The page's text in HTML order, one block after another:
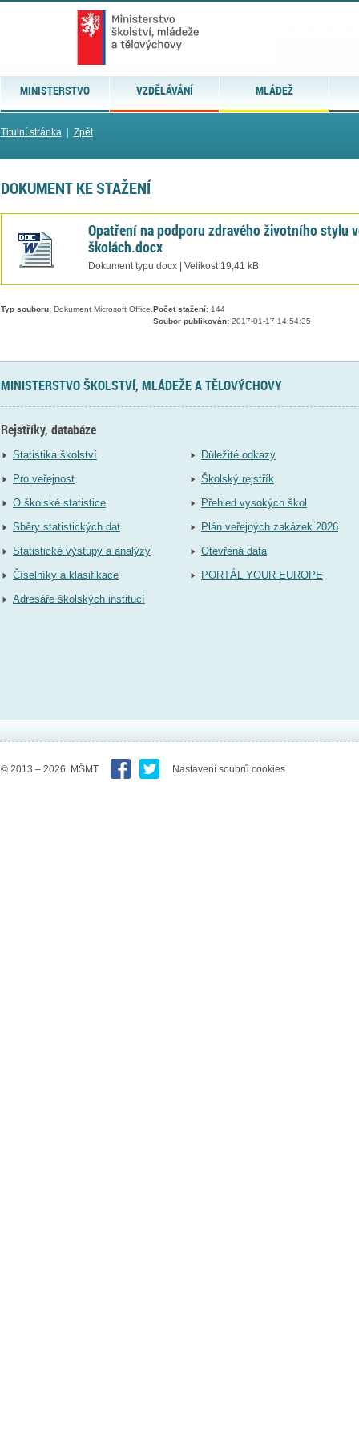
MINISTERSTVO VZDĚLÁVÁNÍ MLÁDEŽ
Titulní stránka| Zpět
DOKUMENT KE STAŽENÍ
Opatření na podporu zdravého životního stylu
školách.docx
Dokument typu docx | Velikost 19,41 kB
Typ souboru:Dokument Microsoft Office. Počet stažení:144
Soubor publikován:2017-01-17 14:54:35
MINISTERSTVO ŠKOLSTVÍ, MLÁDEŽE A TĚLOVÝCHOVY
Rejstříky, databáze
Statistika školství
Pro veřejnost
O školské statistice
Sběry statistických dat
Statistické výstupy a analýzy
Číselníky a klasifikace
Adresáře školských institucí
Důležité odkazy
Školský rejstřík
Přehled vysokých škol
Plán veřejných zakázek 2026
Otevřená data
PORTÁL YOUR EUROPE
© 2013 – 2026 MŠMT Nastavení soubrů cookies